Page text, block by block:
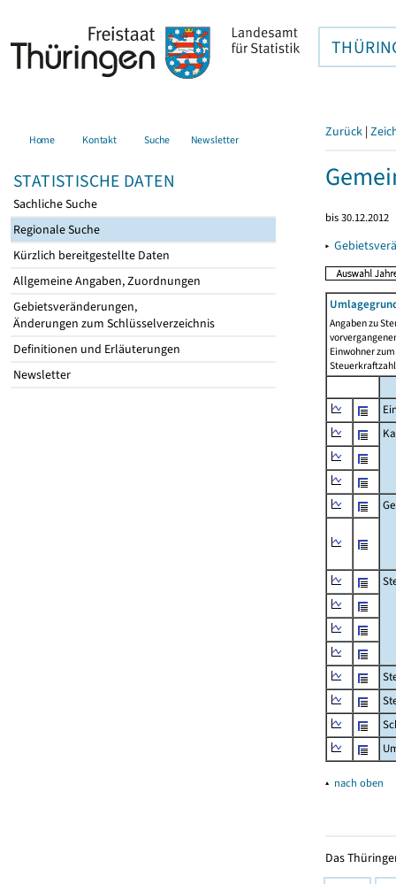
Home Kontakt Suche Newsletter
STATISTISCHE DATEN
Sachliche Suche
Regionale Suche
Kürzlich bereitgestellte Daten
Allgemeine Angaben, Zuordnungen
Gebietsveränderungen,
Änderungen zum Schlüsselverzeichnis
Definitionen und Erläuterungen
Newsletter
Zurück |
bis 30.12.2012
▸
Angaben zu
Einwohner
▴ nach oben
Das